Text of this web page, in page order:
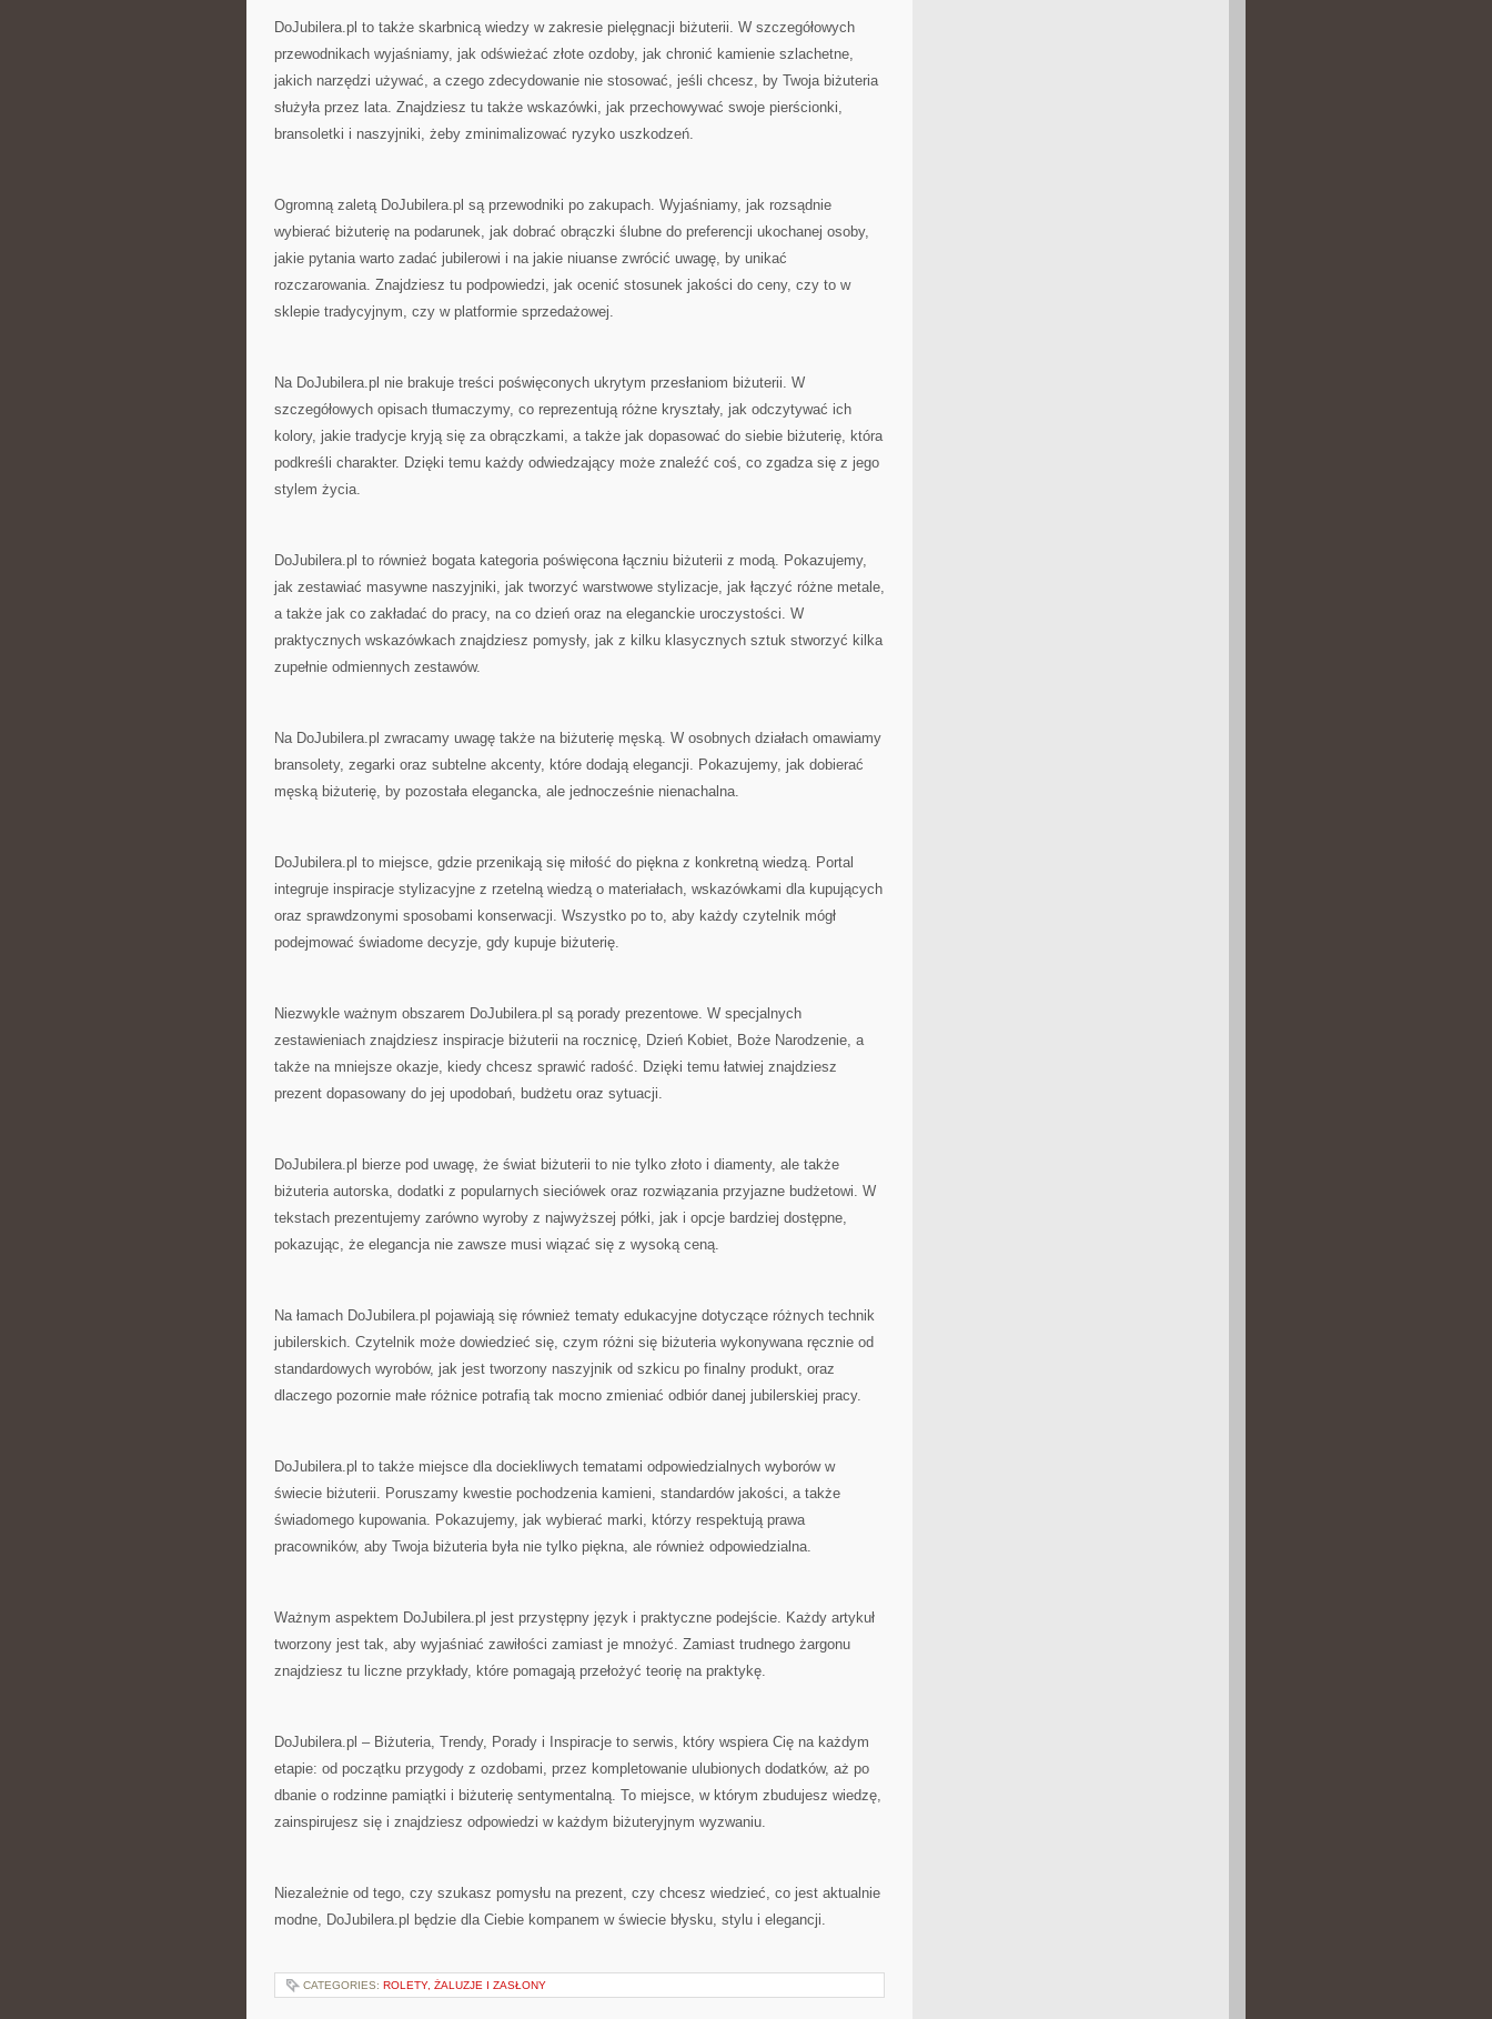
DoJubilera.pl to także skarbnicą wiedzy w zakresie pielęgnacji biżuterii. W szczegółowych
przewodnikach wyjaśniamy, jak odświeżać złote ozdoby, jak chronić kamienie szlachetne,
jakich narzędzi używać, a czego zdecydowanie nie stosować, jeśli chcesz, by Twoja biżuteria
służyła przez lata. Znajdziesz tu także wskazówki, jak przechowywać swoje pierścionki,
bransoletki i naszyjniki, żeby zminimalizować ryzyko uszkodzeń.
Ogromną zaletą DoJubilera.pl są przewodniki po zakupach. Wyjaśniamy, jak rozsądnie
wybierać biżuterię na podarunek, jak dobrać obrączki ślubne do preferencji ukochanej osoby,
jakie pytania warto zadać jubilerowi i na jakie niuanse zwrócić uwagę, by unikać
rozczarowania. Znajdziesz tu podpowiedzi, jak ocenić stosunek jakości do ceny, czy to w
sklepie tradycyjnym, czy w platformie sprzedażowej.
Na DoJubilera.pl nie brakuje treści poświęconych ukrytym przesłaniom biżuterii. W
szczegółowych opisach tłumaczymy, co reprezentują różne kryształy, jak odczytywać ich
kolory, jakie tradycje kryją się za obrączkami, a także jak dopasować do siebie biżuterię, która
podkreśli charakter. Dzięki temu każdy odwiedzający może znaleźć coś, co zgadza się z jego
stylem życia.
DoJubilera.pl to również bogata kategoria poświęcona łączniu biżuterii z modą. Pokazujemy,
jak zestawiać masywne naszyjniki, jak tworzyć warstwowe stylizacje, jak łączyć różne metale,
a także jak co zakładać do pracy, na co dzień oraz na eleganckie uroczystości. W
praktycznych wskazówkach znajdziesz pomysły, jak z kilku klasycznych sztuk stworzyć kilka
zupełnie odmiennych zestawów.
Na DoJubilera.pl zwracamy uwagę także na biżuterię męską. W osobnych działach omawiamy
bransolety, zegarki oraz subtelne akcenty, które dodają elegancji. Pokazujemy, jak dobierać
męską biżuterię, by pozostała elegancka, ale jednocześnie nienachalna.
DoJubilera.pl to miejsce, gdzie przenikają się miłość do piękna z konkretną wiedzą. Portal
integruje inspiracje stylizacyjne z rzetelną wiedzą o materiałach, wskazówkami dla kupujących
oraz sprawdzonymi sposobami konserwacji. Wszystko po to, aby każdy czytelnik mógł
podejmować świadome decyzje, gdy kupuje biżuterię.
Niezwykle ważnym obszarem DoJubilera.pl są porady prezentowe. W specjalnych
zestawieniach znajdziesz inspiracje biżuterii na rocznicę, Dzień Kobiet, Boże Narodzenie, a
także na mniejsze okazje, kiedy chcesz sprawić radość. Dzięki temu łatwiej znajdziesz
prezent dopasowany do jej upodobań, budżetu oraz sytuacji.
DoJubilera.pl bierze pod uwagę, że świat biżuterii to nie tylko złoto i diamenty, ale także
biżuteria autorska, dodatki z popularnych sieciówek oraz rozwiązania przyjazne budżetowi. W
tekstach prezentujemy zarówno wyroby z najwyższej półki, jak i opcje bardziej dostępne,
pokazując, że elegancja nie zawsze musi wiązać się z wysoką ceną.
Na łamach DoJubilera.pl pojawiają się również tematy edukacyjne dotyczące różnych technik
jubilerskich. Czytelnik może dowiedzieć się, czym różni się biżuteria wykonywana ręcznie od
standardowych wyrobów, jak jest tworzony naszyjnik od szkicu po finalny produkt, oraz
dlaczego pozornie małe różnice potrafią tak mocno zmieniać odbiór danej jubilerskiej pracy.
DoJubilera.pl to także miejsce dla dociekliwych tematami odpowiedzialnych wyborów w
świecie biżuterii. Poruszamy kwestie pochodzenia kamieni, standardów jakości, a także
świadomego kupowania. Pokazujemy, jak wybierać marki, którzy respektują prawa
pracowników, aby Twoja biżuteria była nie tylko piękna, ale również odpowiedzialna.
Ważnym aspektem DoJubilera.pl jest przystępny język i praktyczne podejście. Każdy artykuł
tworzony jest tak, aby wyjaśniać zawiłości zamiast je mnożyć. Zamiast trudnego żargonu
znajdziesz tu liczne przykłady, które pomagają przełożyć teorię na praktykę.
DoJubilera.pl – Biżuteria, Trendy, Porady i Inspiracje to serwis, który wspiera Cię na każdym
etapie: od początku przygody z ozdobami, przez kompletowanie ulubionych dodatków, aż po
dbanie o rodzinne pamiątki i biżuterię sentymentalną. To miejsce, w którym zbudujesz wiedzę,
zainspirujesz się i znajdziesz odpowiedzi w każdym biżuteryjnym wyzwaniu.
Niezależnie od tego, czy szukasz pomysłu na prezent, czy chcesz wiedzieć, co jest aktualnie
modne, DoJubilera.pl będzie dla Ciebie kompanem w świecie błysku, stylu i elegancji.
CATEGORIES: ROLETY, ŻALUZJE I ZASŁONY